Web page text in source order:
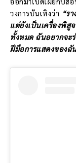
วงการบันเทิงว่า “ร
แต่ยังเป็นเครื่องพิสู
ทั้งหมด ฉันอยากจะ
ฝีมือการแสดงของ